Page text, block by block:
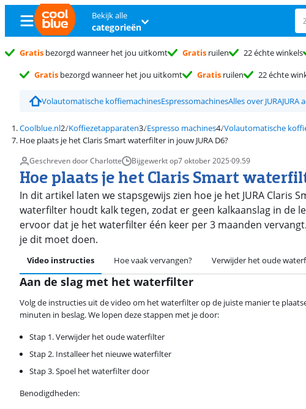
Bekijk alle
categorieën
Gratis bezorgd wanneer het jou uitkomt Gratis ruilen 22 échte winkels
Gratis bezorgd wanneer het jou uitkomt Gratis ruilen 22 échte
Volautomatische koffiemachinesEspressomachinesAlles over JURAJURA
Coolblue.nl Koffiezetapparaten Espresso machines Volautomatische
Hoe plaats je het Claris Smart waterfilter in jouw JURA D6?
Geschreven door Charlotte Bijgewerkt op7 oktober 2025·09.59
Hoe plaats je het Claris Smart
In dit artikel laten we stapsgewijs zien hoe je het JURA Claris
waterfilter houdt kalk tegen, zodat er geen kalkaanslag in de
ervoor dat je het waterfilter één keer per 3 maanden
je dit moet doen.
Video instructies Hoe vaak vervangen? Verwijder het oude
Aan de slag met het waterfilter
Volg de instructies uit de video om het waterfilter op de juiste manier te
minuten in beslag. We lopen deze stappen met je door:
Stap 1. Verwijder het oude waterfilter
Stap 2. Installeer het nieuwe waterfilter
Stap 3. Spoel het waterfilter door
Benodigdheden: